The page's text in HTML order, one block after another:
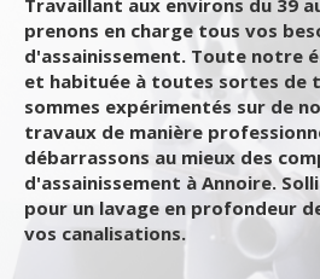
Travaillant aux environs du 39
prenons en charge tous vos
d'assainissement. Toute notre
et habituée à toutes sortes de
sommes expérimentés sur de
travaux de manière
débarrassons au mieux des
d'assainissement à Annoire.
pour un lavage en profondeur
vos canalisations.